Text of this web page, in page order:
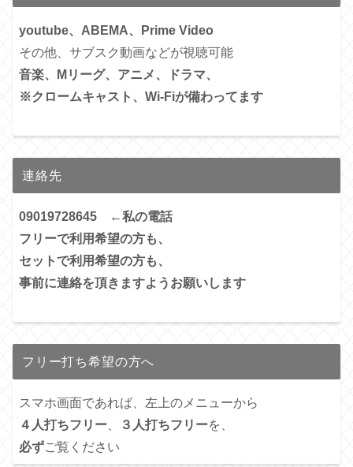
youtube、ABEMA、Prime Video
その他、サブスク動画などが視聴可能
音楽、Mリーグ、アニメ、ドラマ、
※クロームキャスト、Wi-Fiが備わってます
連絡先
09019728645 ←私の電話
フリーで利用希望の方も、
セットで利用希望の方も、
事前に連絡を頂きますようお願いします
フリー打ち希望の方へ
スマホ画面であれば、左上のメニューから
４人打ちフリー、 ３人打ちフリーを、
必ずご覧ください